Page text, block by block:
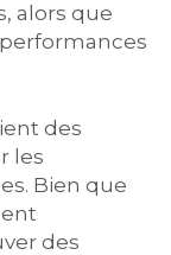
alors que
des
les
Bien que
des